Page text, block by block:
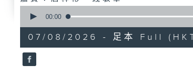
seconds
hour,
21
minutes,
0
00:00
07/08/2026 - 足本 Full